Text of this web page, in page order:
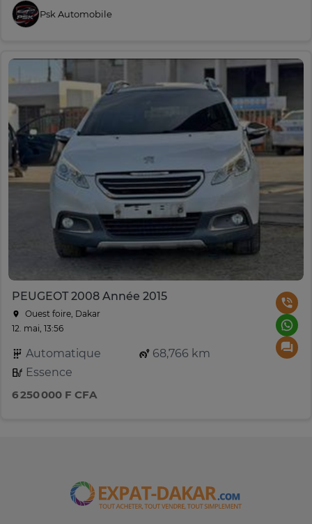
Psk Automobile
PEUGEOT 2008 Année 2015
Ouest foire, Dakar
12. mai, 13:56
Automatique
68,766 km
Essence
6 250 000 F CFA